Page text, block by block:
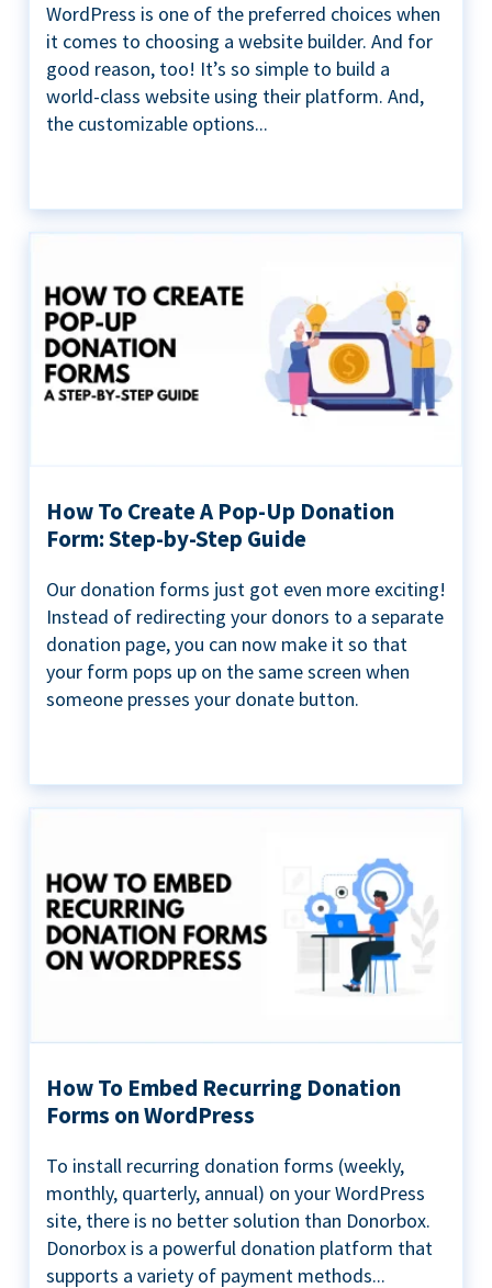
WordPress is one of the preferred choices when
it comes to choosing a website builder. And for
good reason, too! It’s so simple to build a
world-class website using their platform. And,
the customizable options...
How To Create A Pop-Up Donation
Form: Step-by-Step Guide
Our donation forms just got even more exciting!
Instead of redirecting your donors to a separate
donation page, you can now make it so that
your form pops up on the same screen when
someone presses your donate button.
How To Embed Recurring Donation
Forms on WordPress
To install recurring donation forms (weekly,
monthly, quarterly, annual) on your WordPress
site, there is no better solution than Donorbox.
Donorbox is a powerful donation platform that
supports a variety of payment methods...